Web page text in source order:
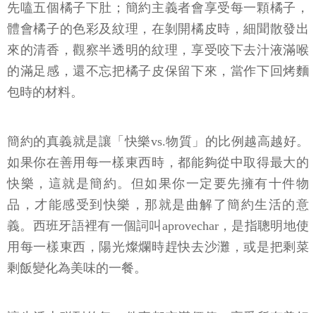
先嗑五個橘子下肚；簡約主義者會享受每一顆橘子，
體會橘子的色彩及紋理，在剝開橘皮時，細聞散發出
來的清香，觀察半透明的紋理，享受咬下去汁液滿喉
的滿足感，還不忘把橘子皮保留下來，當作下回烤麵
包時的材料。
簡約的真義就是讓「快樂vs.物質」的比例越高越好。
如果你在善用每一樣東西時，都能夠從中取得最大的
快樂，這就是簡約。但如果你一定要先擁有十件物
品，才能感受到快樂，那就是曲解了簡約生活的意
義。西班牙語裡有一個詞叫aprovechar，是指聰明地使
用每一樣東西，陽光燦爛時趕快去沙灘，或是把剩菜
剩飯變化為美味的一餐。